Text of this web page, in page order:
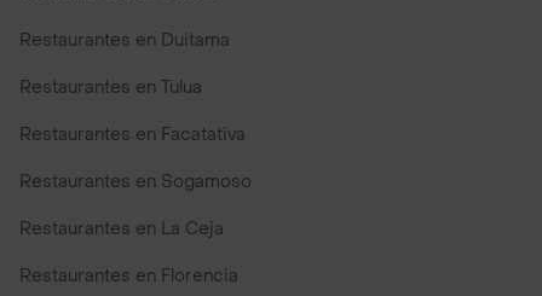
Restaurantes en Duitama
Restaurantes en Tulua
Restaurantes en Facatativa
Restaurantes en Sogamoso
Restaurantes en La Ceja
Restaurantes en Florencia